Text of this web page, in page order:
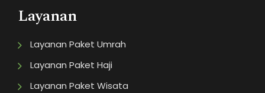
Layanan
Layanan Paket Umrah
Layanan Paket Haji
Layanan Paket Wisata